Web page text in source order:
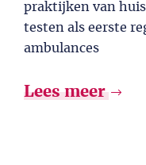
praktijken van
testen als eerste
ambulances
Lees meer